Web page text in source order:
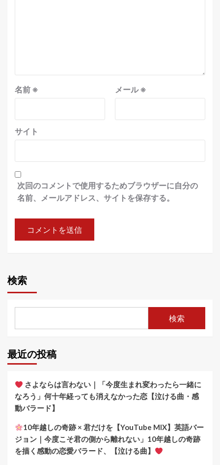
名前 ※ メール※
サイト
次回のコメントで使用するためブラウザーに自分の
名前、メールアドレス、サイトを保存する。
検索
検索
最近の投稿
さよならは言わない｜「今度生まれ変わったら一緒に
なろう」何十年経っても消えなかった恋【泣ける曲・感
動バラード】
10年越しの奇跡 × 君だけを【YouTube MIX】英語バー
ジョン｜今度こそ君の側から離れない」10年越しの奇跡
を描く感動の恋愛バラード、【泣ける曲】